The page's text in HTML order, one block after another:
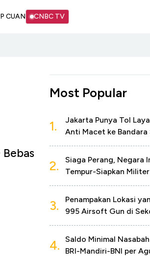
CUAN CNBC TV
Most Popular
1.
Jakarta Punya Tol
Anti Macet ke
2.
Siaga Perang, Negara
Tempur-Siapkan
3.
Penampakan Lokasi
995 Airsoft Gun di
4.
Saldo Minimal
BRI-Mandiri-BNI per